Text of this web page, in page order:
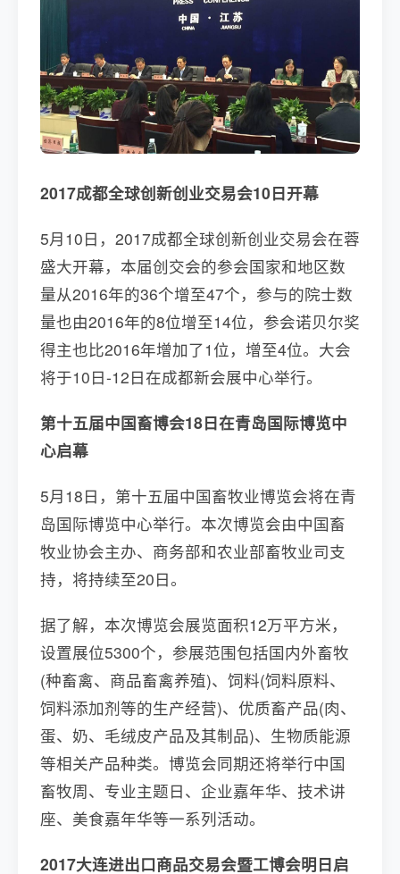
2017成都全球创新创业交易会10日开幕
5月10日，2017成都全球创新创业交易会在蓉
盛大开幕，本届创交会的参会国家和地区数
量从2016年的36个增至47个，参与的院士数
量也由2016年的8位增至14位，参会诺贝尔奖
得主也比2016年增加了1位，增至4位。大会
将于10日-12日在成都新会展中心举行。
第十五届中国畜博会18日在青岛国际博览中
心启幕
5月18日，第十五届中国畜牧业博览会将在青
岛国际博览中心举行。本次博览会由中国畜
牧业协会主办、商务部和农业部畜牧业司支
持，将持续至20日。
据了解，本次博览会展览面积12万平方米，
设置展位5300个，参展范围包括国内外畜牧
(种畜禽、商品畜禽养殖)、饲料(饲料原料、
饲料添加剂等的生产经营)、优质畜产品(肉、
蛋、奶、毛绒皮产品及其制品)、生物质能源
等相关产品种类。博览会同期还将举行中国
畜牧周、专业主题日、企业嘉年华、技术讲
座、美食嘉年华等一系列活动。
2017大连进出口商品交易会暨工博会明日启